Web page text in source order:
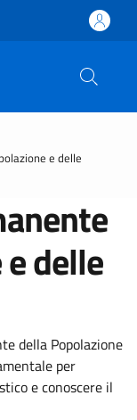
e delle
delle
della Popolazione
per
e conoscere il